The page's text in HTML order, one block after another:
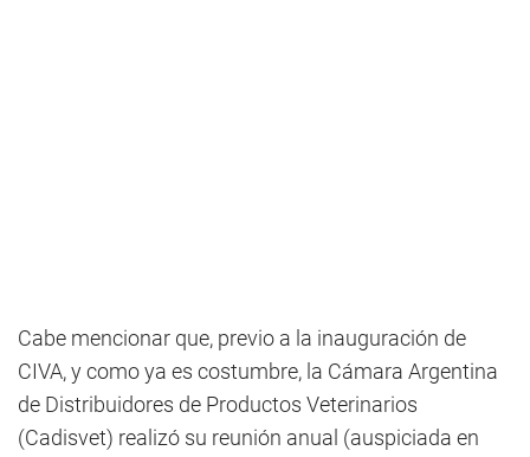
Cabe mencionar que, previo a la inauguración de
CIVA, y como ya es costumbre, la Cámara Argentina
de Distribuidores de Productos Veterinarios
(Cadisvet) realizó su reunión anual (auspiciada en